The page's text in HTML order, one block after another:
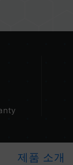
제품 소개